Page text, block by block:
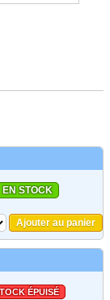
EN STOCK
Ajouter au panier
ÉPUISÉ